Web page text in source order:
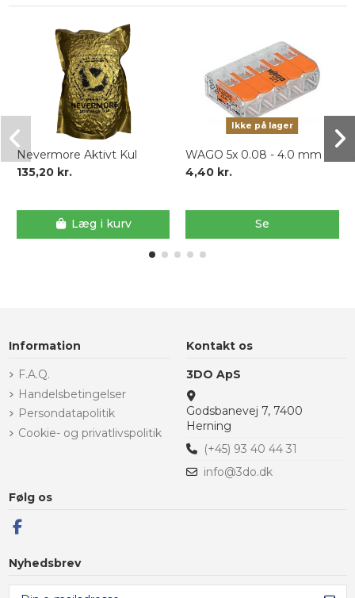
Nevermore Aktivt Kul
135,20 kr.
Læg i kurv
Ikke på lager
WAGO 5x 0.08 - 4.0 mm
4,40 kr.
Se
Information
F.A.Q.
Handelsbetingelser
Persondatapolitik
Cookie- og privatlivspolitik
Kontakt os
3DO ApS
Godsbanevej 7, 7400
Herning
(+45) 93 40 44 31
info@3do.dk
Følg os
Nyhedsbrev